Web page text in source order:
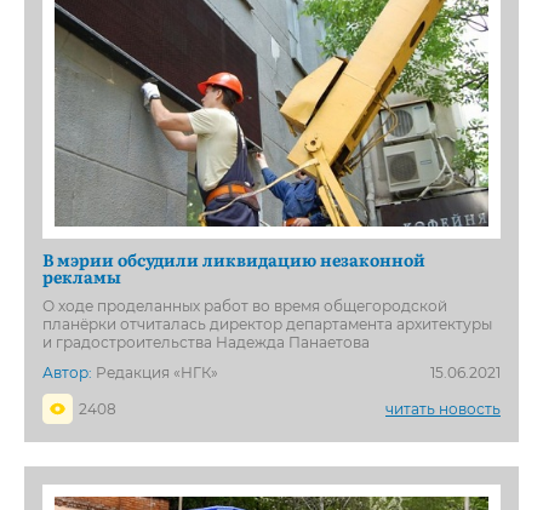
В мэрии обсудили ликвидацию незаконной
рекламы
О ходе проделанных работ во время общегородской
планёрки отчиталась директор департамента архитектуры
и градостроительства Надежда Панаетова
Автор: Редакция «НГК»
15.06.2021
2408
читать новость